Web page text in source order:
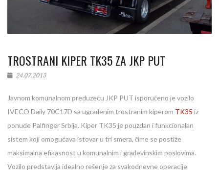
TROSTRANI KIPER TK35 ZA JKP PUT
24.07.2013
Javnom komunalnom preduzeću JKP PUT isporučeno je vozilo
IVECO Daily 70C17D sa ugrađenim trostranim kiperom TK35 iz
ponude Palfinger Srbija. Kiper TK35 je pouzdan i funkcionalan
sistem koji omogućava istovar u tri smera, čime se postiže
maksimalna efikasnost u komunalnim i građevinskim poslovima.
Vozilo predstavlja idealno rešenje za svakodnevne operacije